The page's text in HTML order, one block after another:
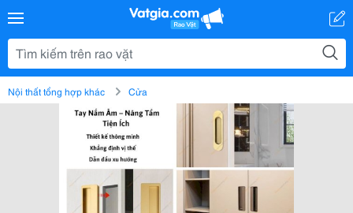
Nội thất tổng hợp khác Cửa